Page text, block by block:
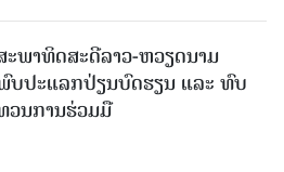
ບປະແລກປ່ຽນບົດຮຽນ ແລະ ທົບ
ວນການຮ່ວມມື